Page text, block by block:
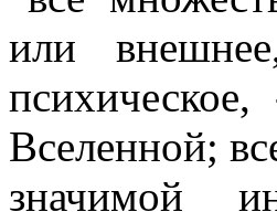
или
Вселенной;
значимой